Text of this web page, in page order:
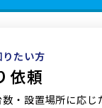
たい方
依頼
・設置場所に応じ